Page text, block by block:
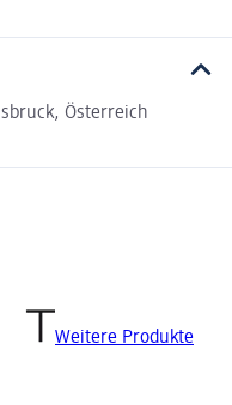
Österreich
Weitere Produkte